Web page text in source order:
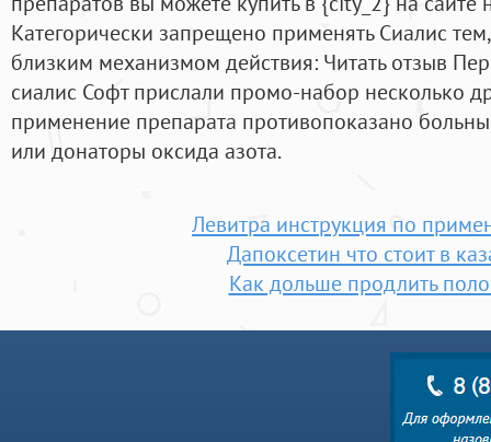
Категорически запрещено применять Сиалис
близким механизмом действия: Читать отзыв
сиалис Софт прислали промо-набор несколько
применение препарата противопоказано
или донаторы оксида азота.
Левитра инструкция по
Дапоксетин что стоит в
Как дольше продлить